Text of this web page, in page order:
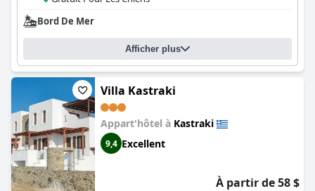
Bord De Mer
Afficher plus
Villa Kastraki
Appart'hôtel à Kastraki
9,4 Excellent
À partir de 58 $